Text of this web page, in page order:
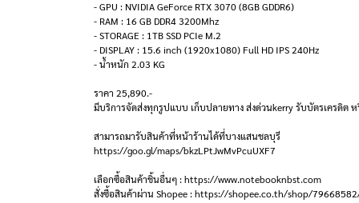
- GPU : NVIDIA GeForce RTX 3070 (8GB GDDR6)
- RAM : 16 GB DDR4 3200Mhz
- STORAGE : 1TB SSD PCIe M.2
- DISPLAY : 15.6 inch (1920x1080) Full HD IPS 240Hz
- น้ำหนัก 2.03 KG
ราคา 25,890.-
มีบริการจัดส่งทุกรูปแบบ เก็บปลายทาง ส่งด่วนkerry รับบัตรเครดิต
สามารถมารับสินค้าที่หน้าร้านได้ที่บางแสนชลบุรี
https://goo.gl/maps/bkzLPtJwMvPcuUXF7
เลือกซื้อสินค้าชิ้นอื่นๆ : https://www.notebooknbst.com
สั่งซื้อสินค้าผ่าน Shopee : https://shopee.co.th/shop/